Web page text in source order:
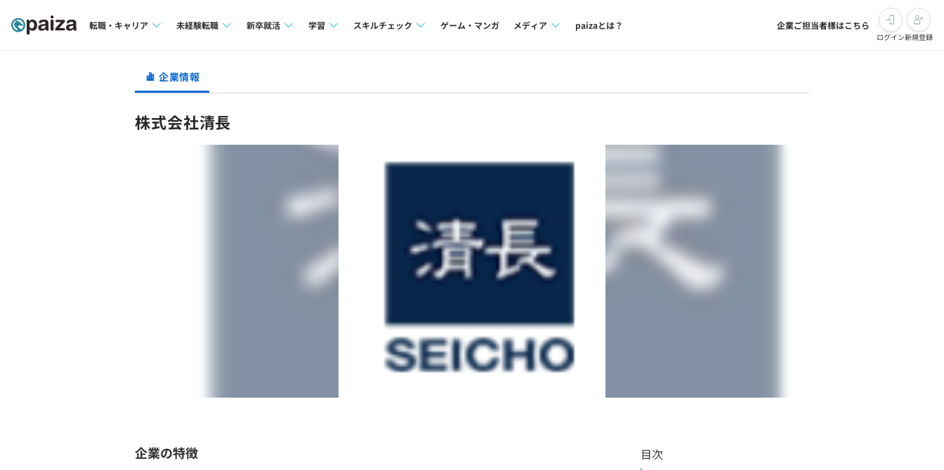
転職・キャリア
転職成功ガイド
未経験転職
求人検索
転職成功ガイド
新卒就活
イベント・セミナー
インタビュー
学習
リファレンス
個人向けプラン
法人向けプラン
契約内容・クーポン
スキルチェック
再チャレンジ結果一覧
ゲーム・マンガ メディア paizaとは？ 企業ご担当者様はこちら
ログイン新規登録
企業情報
株式会社清長
企業の特徴 目次